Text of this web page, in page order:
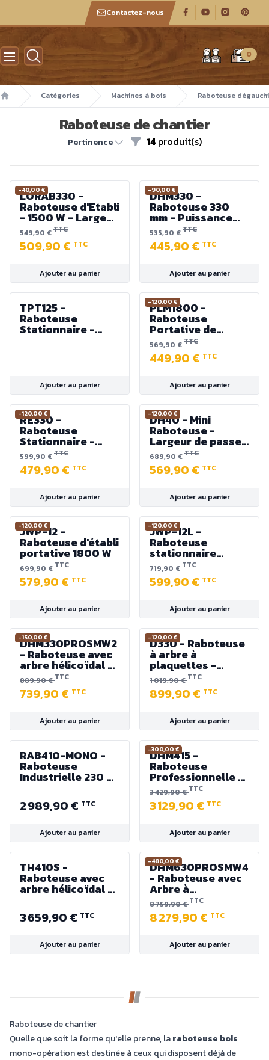
Contactez-nous
Atelier des boiseux 0
Accueil
Catégories Machines à bois Raboteuse
Raboteuse de chantier
Pertinence Filtres
14produit(s)
-40,00 €
LORAB330 -
Raboteuse d'Etabli
- 1500 W - Largeur
330 mm
549,90 €TTC
509,90 € TTC
Ajouter au panier
-90,00 €
DHM330 -
Raboteuse 330
mm - Puissance
1500 W - Hauteur
de rabotage de 5 à
152 mm
535,90 €TTC
445,90 € TTC
Ajouter au panier
TPT125 -
Raboteuse
Stationnaire -
Ajouter au panier
-120,00 €
PLM1800 -
Raboteuse
Portative de
Chantier - Largeur
330 mm - 1500W
569,90 €TTC
449,90 € TTC
Ajouter au panier
-120,00 €
RE330 -
Raboteuse
Stationnaire -
Largeur 330 mm -
Hauteur 152 mm
1500W 230V
599,90 €TTC
479,90 € TTC
Ajouter au panier
-120,00 €
DH40 - Mini
Raboteuse -
Largeur de passe
80 mm - 200 W
Proxxon
689,90 €TTC
569,90 € TTC
Ajouter au panier
-120,00 €
JWP-12 -
Raboteuse d'établi
portative 1800 W
699,90 €TTC
579,90 € TTC
Ajouter au panier
-120,00 €
JWP-12L -
Raboteuse
stationnaire
largeur de
passage 318 mm -
Puissance 1700 W
719,90 €TTC
599,90 € TTC
Ajouter au panier
-150,00 €
DHM330PROSMW2
- Raboteuse avec
arbre hélicoïdal à
plaquettes -
Largeur 330 mm -
1500 W
889,90 €TTC
739,90 € TTC
Ajouter au panier
-120,00 €
D330 - Raboteuse
à arbre à
plaquettes -
Largeur de passe
330 mm - 1500 W
1 019,90 €TTC
899,90 € TTC
Ajouter au panier
RAB410-MONO -
Raboteuse
Industrielle 230 V
hélicoïdal 410 mm
- 3000 W
2 989,90 € TTC
Ajouter au panier
-300,00 €
DHM415 -
Raboteuse
Professionnelle -
400 V - Largeur
de Rabotage 408
mm
3 429,90 €TTC
3 129,90 € TTC
Ajouter au panier
TH410S -
Raboteuse avec
arbre hélicoïdal à
Largeur 410 mm -
3000 W - 400 V
3 659,90 € TTC
Ajouter au panier
-480,00 €
DHM630PROSMW4
- Raboteuse avec
Arbre à
plaquettes -
Largeur de passe
630 mm - 7000 W
8 759,90 €TTC
8 279,90 € TTC
Ajouter au panier
Raboteuse de chantier
Quelle que soit la forme qu'elle prenne, laraboteuse bois
mono-opération est destinée à ceux qui disposent déjà de